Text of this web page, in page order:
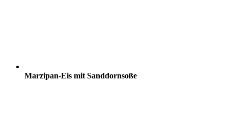
Marzipan-Eis mit Sanddornsoße